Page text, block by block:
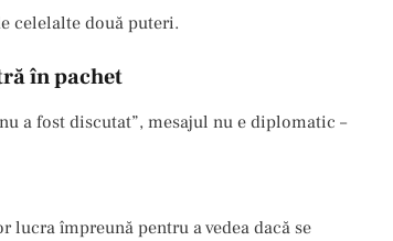
celelalte două puteri.
în pachet
a fost discutat”, mesajul nu e diplomatic –
lucra împreună pentru a vedea dacă se